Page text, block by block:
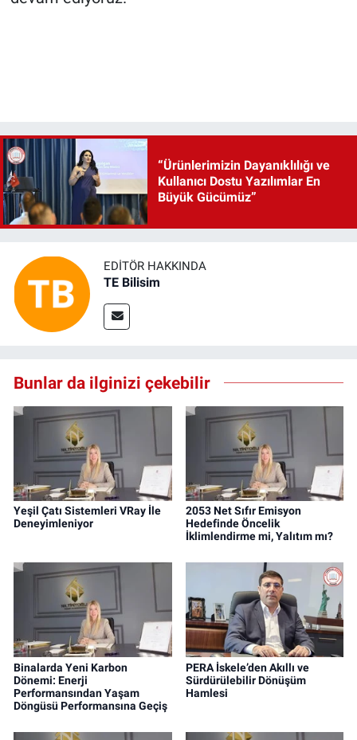
“Ürünlerimizin Dayanıklılığı ve
Kullanıcı Dostu Yazılımlar En
Büyük Gücümüz”
EDITÖR HAKKINDA
TE Bilisim
Bunlar da ilginizi çekebilir
Yeşil Çatı Sistemleri VRay İle
Deneyimleniyor
2053 Net Sıfır Emisyon
Hedefinde Öncelik
İklimlendirme mi, Yalıtım mı?
Binalarda Yeni Karbon
Dönemi: Enerji
Performansından Yaşam
Döngüsü Performansına Geçiş
PERA İskele’den Akıllı ve
Sürdürülebilir Dönüşüm
Hamlesi